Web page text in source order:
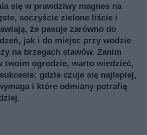
się w prawdziwy magnes na
soczyście zielone liście i
że pasuje zarówno do
jak i do miejsc przy wodzie
na brzegach stawów. Zanim
twoim ogrodzie, warto wiedzieć,
gdzie czuje się najlepiej,
i które odmiany potrafią